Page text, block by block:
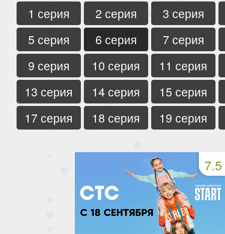
1 серия 2 серия
3 серия
5 серия
6 серия
7 серия
9 серия
10 серия
11 серия
13 серия
14 серия
15 серия
17 серия
18 серия 19 серия
7.5